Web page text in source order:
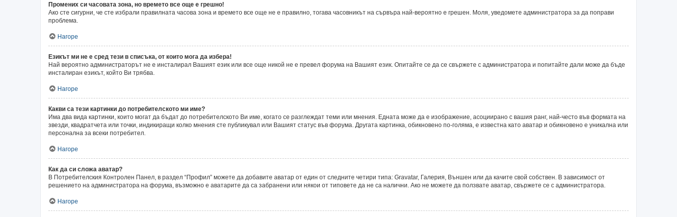
Промених си часовата зона, но времето все още е грешно!
Ако сте сигурни, че сте избрали правилната часова зона и времето все още не е правилно, тогава часовникът на сървъра най-вероятно е грешен. Моля, уведомете администратора за да поправи
проблема.
Нагоре
Езикът ми не е сред тези в списъка, от които мога да избера!
Най вероятно администраторът не е инсталирал Вашият език или все още никой не е превел форума на Вашият език. Опитайте се да се свържете с администратора и попитайте дали може да бъде
инсталиран езикът, който Ви трябва.
Нагоре
Какви са тези картинки до потребителското ми име?
Има два вида картинки, които могат да бъдат до потребителското Ви име, когато се разглеждат теми или мнения. Едната може да е изображение, асоциирано с вашия ранг, най-често във формата на
звезди, квадратчета или точки, индикиращи колко мнения сте публикувал или Вашият статус във форума. Другата картинка, обикновено по-голяма, е известна като аватар и обикновено е уникална или
персонална за всеки потребител.
Нагоре
Как да си сложа аватар?
В Потребителския Контролен Панел, в раздел “Профил” можете да добавите аватар от един от следните четири типа: Gravatar, Галерия, Външен или да качите свой собствен. В зависимост от
решението на администратора на форума, възможно е аватарите да са забранени или някои от типовете да не са налични. Ако не можете да ползвате аватар, свържете се с администратора.
Нагоре